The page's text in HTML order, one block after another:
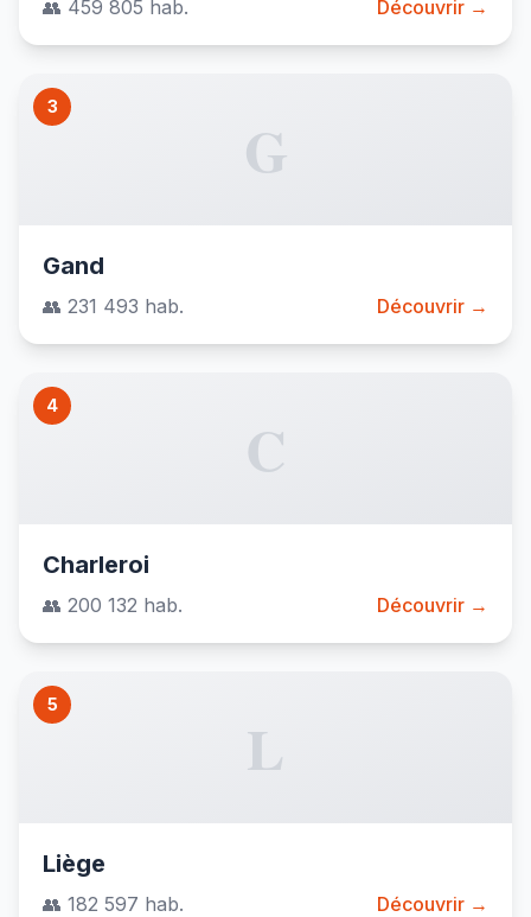
👥 459 805 hab. Découvrir →
3
G
Gand
👥 231 493 hab. Découvrir →
4
C
Charleroi
👥 200 132 hab. Découvrir →
5
L
Liège
👥 182 597 hab. Découvrir →